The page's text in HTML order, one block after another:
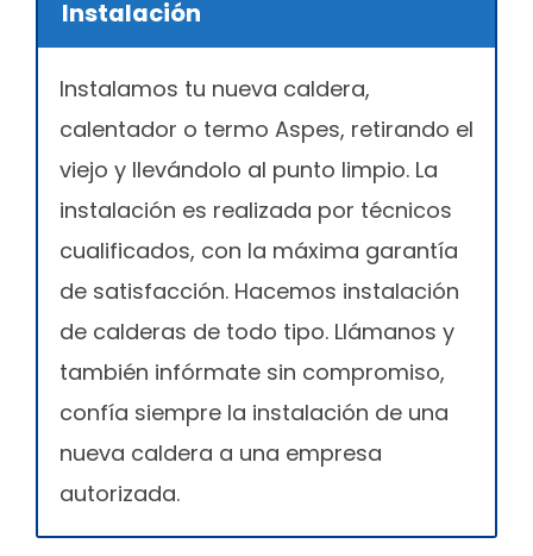
Instalación
Instalamos tu nueva caldera,
calentador o termo Aspes, retirando el
viejo y llevándolo al punto limpio. La
instalación es realizada por técnicos
cualificados, con la máxima garantía
de satisfacción. Hacemos instalación
de calderas de todo tipo. Llámanos y
también infórmate sin compromiso,
confía siempre la instalación de una
nueva caldera a una empresa
autorizada.